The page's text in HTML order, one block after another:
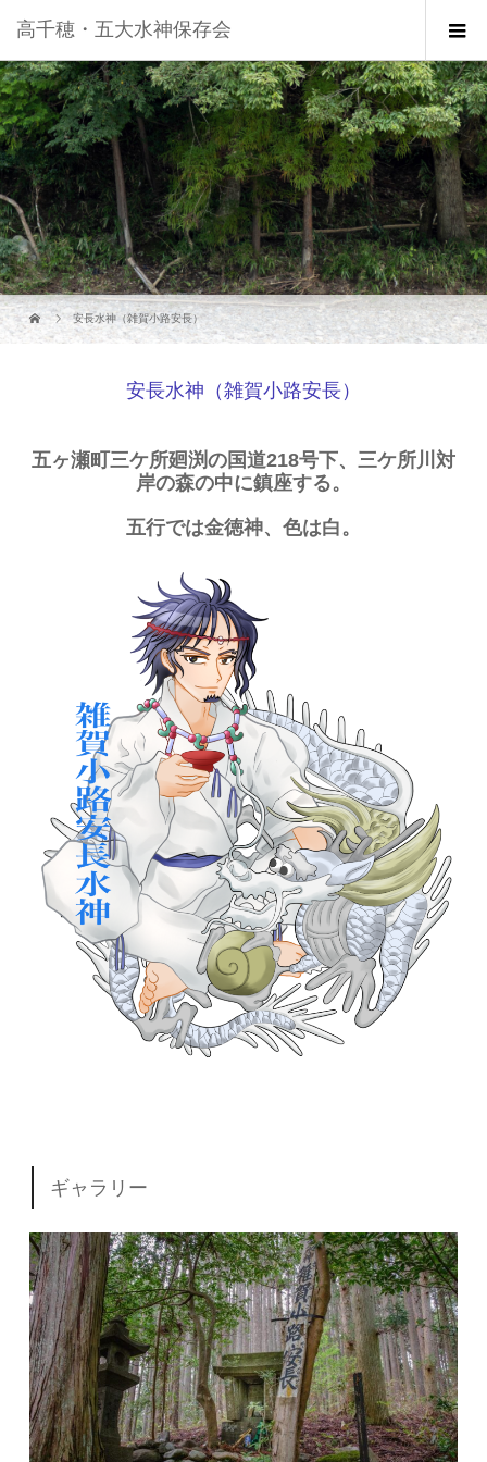
高千穂・五大水神保存会
安長水神（雑賀小路安長）
安長水神（雑賀小路安長）
五ヶ瀬町三ケ所廻渕の国道218号下、三ケ所川対
岸の森の中に鎮座する。
五行では金徳神、色は白。
ギャラリー